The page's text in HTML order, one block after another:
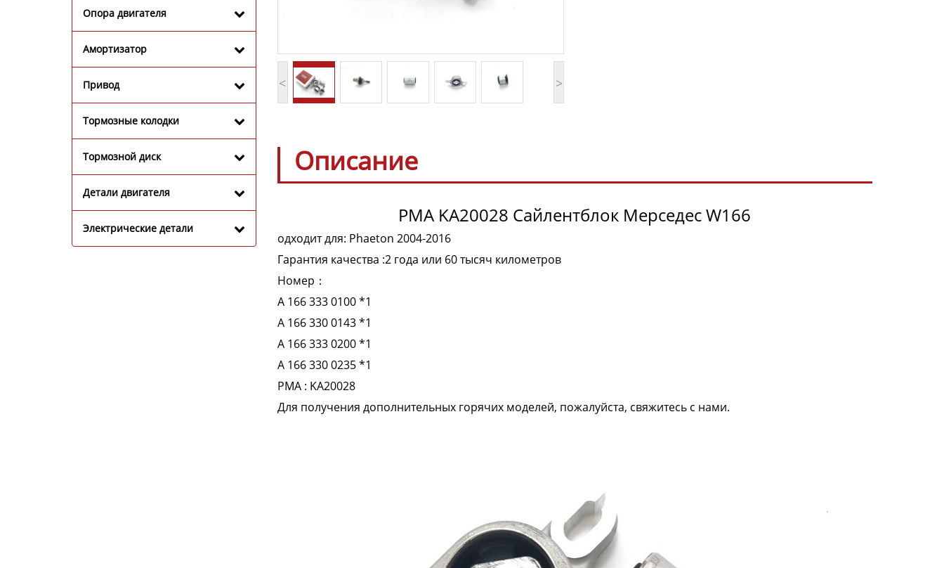
Опора двигателя
Амортизатор
Привод
Тормозные колодки
Тормозной диск
Детали двигателя
Электрические детали
< >
Описание
PMA KA20028 Сайлентблок Мерседес W166
одходит для: Phaeton 2004-2016
Гарантия качества :2 года или 60 тысяч километров
Номер：
A 166 333 0100 *1
A 166 330 0143 *1
A 166 333 0200 *1
A 166 330 0235 *1
PMA : KA20028
Для получения дополнительных горячих моделей, пожалуйста, свяжитесь с нами.